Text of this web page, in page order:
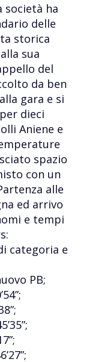
società ha
delle
storica
sua
del
da ben
gara e si
dieci
Aniene e
spazio
con un
alle
ed arrivo
e tempi
categoria e
PB;